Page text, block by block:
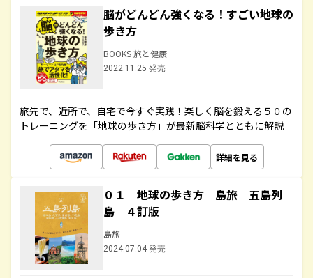
脳がどんどん強くなる！すごい地球の
歩き方
BOOKS 旅と健康
2022.11.25 発売
旅先で、近所で、自宅で今すぐ実践！楽しく脳を鍛える５０の
トレーニングを「地球の歩き方」が最新脳科学とともに解説
詳細を見る
０１ 地球の歩き方 島旅 五島列
島 ４訂版
島旅
2024.07.04 発売